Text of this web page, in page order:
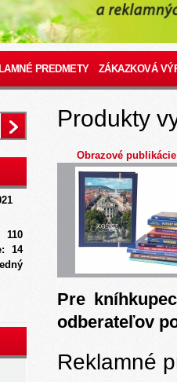
PREDMETY ZÁKAZKOVÁ
14
Produkty
Obrazové publikácie
Pre
odberateľov
Reklamné